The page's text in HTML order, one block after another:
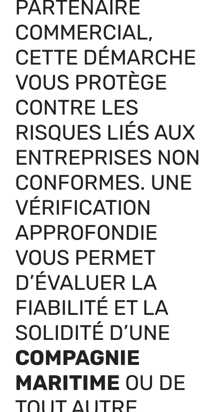
PARTENAIRE
COMMERCIAL,
CETTE DÉMARCHE
VOUS PROTÈGE
CONTRE LES
RISQUES LIÉS AUX
ENTREPRISES NON
CONFORMES. UNE
VÉRIFICATION
APPROFONDIE
VOUS PERMET
D’ÉVALUER LA
FIABILITÉ ET LA
SOLIDITÉ D’UNE
COMPAGNIE
MARITIME OU DE